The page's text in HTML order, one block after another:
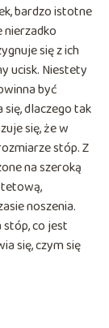
bardzo istotne
nierzadko
się z ich
ucisk. Niestety
być
dlaczego tak
się, że w
stóp. Z
na szeroką
noszenia.
co jest
się, czym się